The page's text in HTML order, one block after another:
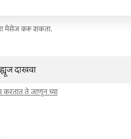
मेसेज करू शकता.
दाखवा
करतात ते जाणून घ्या